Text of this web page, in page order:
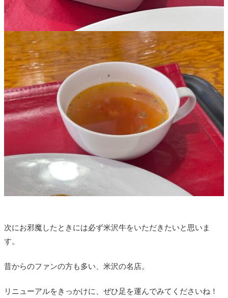
次にお邪魔したときには必ず米沢牛をいただきたいと思いま
す。
昔からのファンの方も多い、米沢の名店。
リニューアルをきっかけに、ぜひ足を運んでみてくださいね！